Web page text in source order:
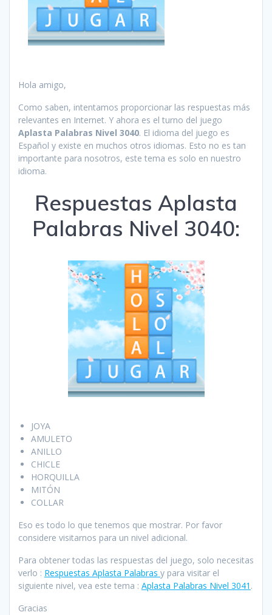
Hola amigo,
Como saben, intentamos proporcionar las respuestas más
relevantes en Internet. Y ahora es el turno del juego
Aplasta Palabras Nivel 3040. El idioma del juego es
Español y existe en muchos otros idiomas. Esto no es tan
importante para nosotros, este tema es solo en nuestro
idioma.
Respuestas Aplasta
Palabras Nivel 3040:
JOYA
AMULETO
ANILLO
CHICLE
HORQUILLA
MITÓN
COLLAR
Eso es todo lo que tenemos que mostrar. Por favor
considere visitarnos para un nivel adicional.
Para obtener todas las respuestas del juego, solo necesitas
verlo : Respuestas Aplasta Palabras y para visitar el
siguiente nivel, vea este tema : Aplasta Palabras Nivel 3041 .
Gracias